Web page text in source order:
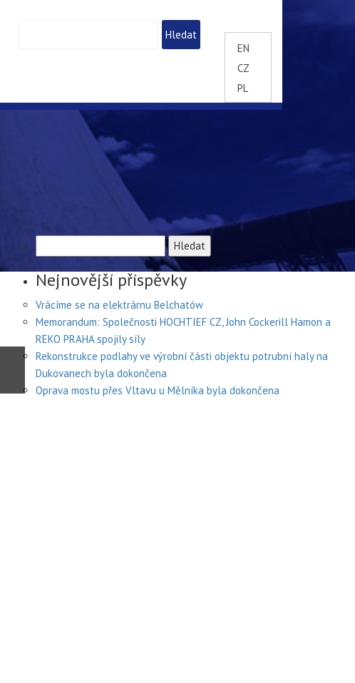
EN
CZ
PL
Nejnovější příspěvky
Vrácíme se na elektrárnu Belchatów
Memorandum: Společnosti HOCHTIEF CZ, John Cockerill Hamon a
REKO PRAHA spojily síly
Rekonstrukce podlahy ve výrobní části objektu potrubní haly na
Dukovanech byla dokončena
Oprava mostu přes Vltavu u Mělníka byla dokončena